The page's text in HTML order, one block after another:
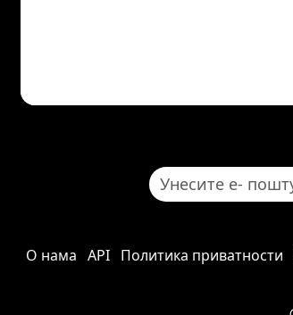
О нама API Политика приватности